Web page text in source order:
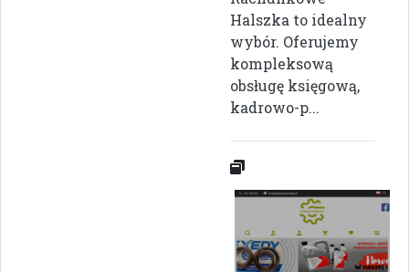
Halszka to idealny
wybór. Oferujemy
kompleksową
obsługę księgową,
kadrowo-p...